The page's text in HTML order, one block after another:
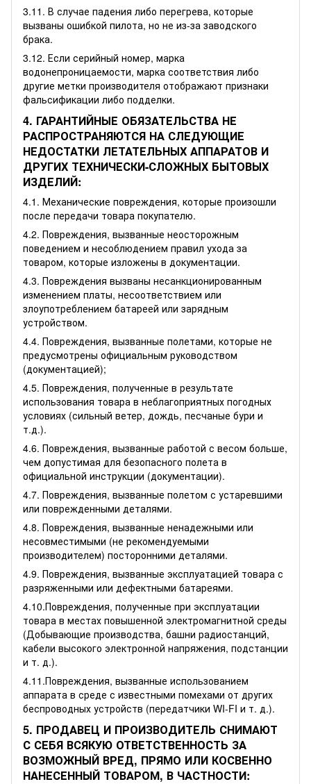
3.11. В случае падения либо перегрева, которые
вызваны ошибкой пилота, но не из-за заводского
брака.
3.12. Если серийный номер, марка
водонепроницаемости, марка соответствия либо
другие метки производителя отображают признаки
фальсификации либо подделки.
4. ГАРАНТИЙНЫЕ ОБЯЗАТЕЛЬСТВА НЕ
РАСПРОСТРАНЯЮТСЯ НА СЛЕДУЮЩИЕ
НЕДОСТАТКИ ЛЕТАТЕЛЬНЫХ АППАРАТОВ И
ДРУГИХ ТЕХНИЧЕСКИ-СЛОЖНЫХ БЫТОВЫХ
ИЗДЕЛИЙ:
4.1. Механические повреждения, которые произошли
после передачи товара покупателю.
4.2. Повреждения, вызванные неосторожным
поведением и несоблюдением правил ухода за
товаром, которые изложены в документации.
4.3. Повреждения вызваны несанкционированным
изменением платы, несоответствием или
злоупотреблением батареей или зарядным
устройством.
4.4. Повреждения, вызванные полетами, которые не
предусмотрены официальным руководством
(документацией);
4.5. Повреждения, полученные в результате
использования товара в неблагоприятных погодных
условиях (сильный ветер, дождь, песчаные бури и
т.д.).
4.6. Повреждения, вызванные работой с весом больше,
чем допустимая для безопасного полета в
официальной инструкции (документации).
4.7. Повреждения, вызванные полетом с устаревшими
или поврежденными деталями.
4.8. Повреждения, вызванные ненадежными или
несовместимыми (не рекомендуемыми
производителем) посторонними деталями.
4.9. Повреждения, вызванные эксплуатацией товара с
разряженными или дефектными батареями.
4.10.Повреждения, полученные при эксплуатации
товара в местах повышенной электромагнитной среды
(Добывающие производства, башни радиостанций,
кабели высокого электронной напряжения, подстанции
и т. д.).
4.11.Повреждения, вызванные использованием
аппарата в среде с известными помехами от других
беспроводных устройств (передатчики WI-FI и т. д.).
5. ПРОДАВЕЦ И ПРОИЗВОДИТЕЛЬ СНИМАЮТ
С СЕБЯ ВСЯКУЮ ОТВЕТСТВЕННОСТЬ ЗА
ВОЗМОЖНЫЙ ВРЕД, ПРЯМО ИЛИ КОСВЕННО
НАНЕСЕННЫЙ ТОВАРОМ, В ЧАСТНОСТИ: